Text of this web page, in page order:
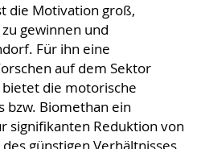
die Motivation groß,
gewinnen und
Für ihn eine
auf dem Sektor
die motorische
bzw. Biomethan ein
signifikanten Reduktion von
günstigen Verhältnisses